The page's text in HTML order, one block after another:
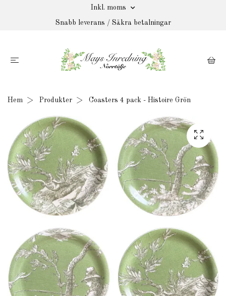
Inkl. moms
Snabb leverans / Säkra betalningar
Hem Produkter Coasters 4 pack - Histoire Grön